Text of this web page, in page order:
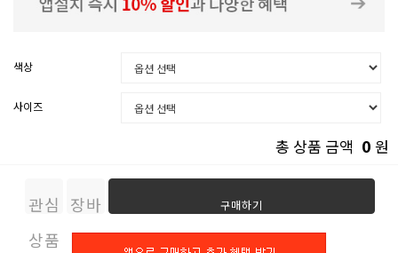
색상
사이즈
총 상품 금액 0 원
관심
상품
장바
구니
구매하기